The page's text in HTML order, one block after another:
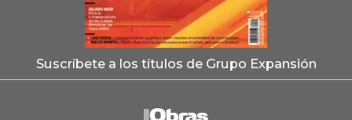
Suscríbete a los títulos de Grupo Expansión